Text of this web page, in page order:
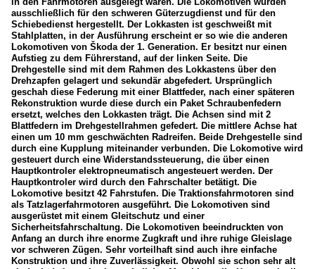
ausschließlich für den schweren Güterzugdienst und für den
Schiebedienst hergestellt. Der Lokkasten ist geschweißt mit
Stahlplatten, in der Ausführung erscheint er so wie die anderen
Lokomotiven von Škoda der 1. Generation. Er besitzt nur einen
Aufstieg zu dem Führerstand, auf der linken Seite. Die
Drehgestelle sind mit dem Rahmen des Lokkastens über den
Drehzapfen gelagert und sekundär abgefedert. Ursprünglich
geschah diese Federung mit einer Blattfeder, nach einer späteren
Rekonstruktion wurde diese durch ein Paket Schraubenfedern
ersetzt, welches den Lokkasten trägt. Die Achsen sind mit 2
Blattfedern im Drehgestellrahmen gefedert. Die mittlere Achse hat
einen um 10 mm geschwächten Radreifen. Beide Drehgestelle sind
durch eine Kupplung miteinander verbunden. Die Lokomotive wird
gesteuert durch eine Widerstandssteuerung, die über einen
Hauptkontroler elektropneumatisch angesteuert werden. Der
Hauptkontroler wird durch den Fahrschalter betätigt. Die
Lokomotive besitzt 42 Fahrstufen. Die Traktionsfahrmotoren sind
als Tatzlagerfahrmotoren ausgeführt. Die Lokomotiven sind
ausgerüstet mit einem Gleitschutz und einer
Sicherheitsfahrschaltung. Die Lokomotiven beeindruckten von
Anfang an durch ihre enorme Zugkraft und ihre ruhige Gleislage
vor schweren Zügen. Sehr vorteilhaft sind auch ihre einfache
Konstruktion und ihre Zuverlässigkeit. Obwohl sie schon sehr alt